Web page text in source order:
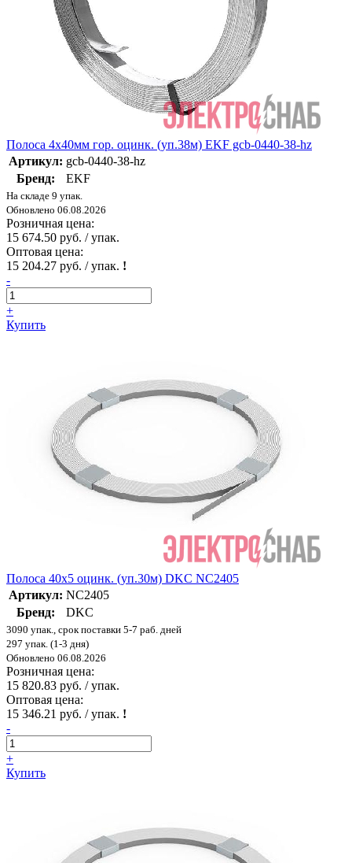
Полоса 4х40мм гор. оцинк. (уп.38м) EKF gcb-0440-38-hz
Артикул: gcb-0440-38-hz
Бренд:
EKF
На складе 9 упак.
Обновлено 06.08.2026
Розничная цена:
15 674.50 руб. / упак.
Оптовая цена:
15 204.27 руб. / упак. !
-
+
Купить
Полоса 40х5 оцинк. (уп.30м) DKC NC2405
Артикул: NC2405
Бренд:
DKC
3090 упак., срок поставки 5-7 раб. дней
297 упак. (1-3 дня)
Обновлено 06.08.2026
Розничная цена:
15 820.83 руб. / упак.
Оптовая цена:
15 346.21 руб. / упак. !
-
+
Купить